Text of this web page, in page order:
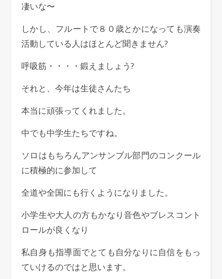
凄いな〜
しかし、フルートで８０歳とかになっても演奏
活動している人はほとんど聞きません?
呼吸筋・・・・鍛えましょう?
それと、今年は生徒さんたち
本当に頑張ってくれました。
中でも中学生たちですね。
ソロはもちろんアンサンブル部門のコンクール
に積極的に参加して
全道や全国にも行くようになりました。
小学生や大人の方もかなり音色やブレスコント
ロールが良くなり
私自身も指導面でとても自分なりに自信をもっ
ていけるのではと思います。